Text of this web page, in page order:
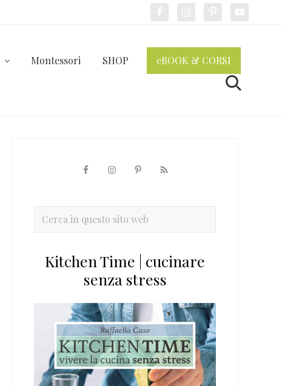
Montessori SHOP eBOOK & CORSI
Cerca
primaria
Cerca
sitoKitchen Time | cucinare
senza stress